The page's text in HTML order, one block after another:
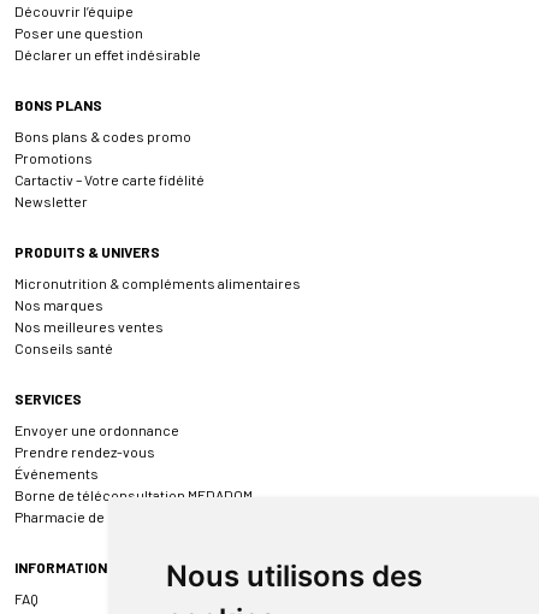
Nous utilisons des
Découvrir l’équipe
Poser une question
Déclarer un effet indésirable
BONS PLANS
Bons plans & codes promo
Promotions
Cartactiv – Votre carte fidélité
Newsletter
PRODUITS & UNIVERS
Micronutrition & compléments alimentaires
Nos marques
Nos meilleures ventes
Conseils santé
SERVICES
Envoyer une ordonnance
Prendre rendez-vous
Événements
Borne de téléconsultation MEDADOM
Pharmacie de garde
INFORMATIONS
FAQ